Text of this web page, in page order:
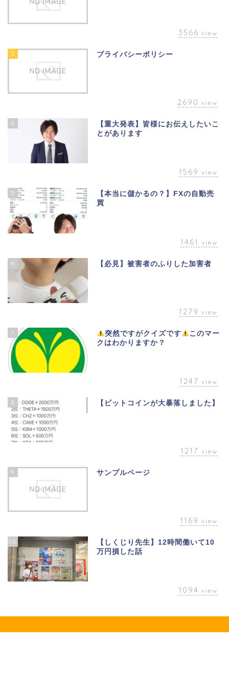
3566 view
3 プライバシーポリシー
2690 view
4
【重大発表】皆様にお伝えしたいこ
とがあります
1569 view
5
【本当に儲かるの？】FXの自動売
買
1461 view
6 【必見】被害者のふりした加害者
1279 view
7 突然ですがクイズです
このマー
クはわかりますか？
1247 view
8 【ビットコインが大暴落しました】
1217 view
9 サンプルページ
1169 view
10
【しくじり先生】12時間働いて10
万円損した話
1094 view